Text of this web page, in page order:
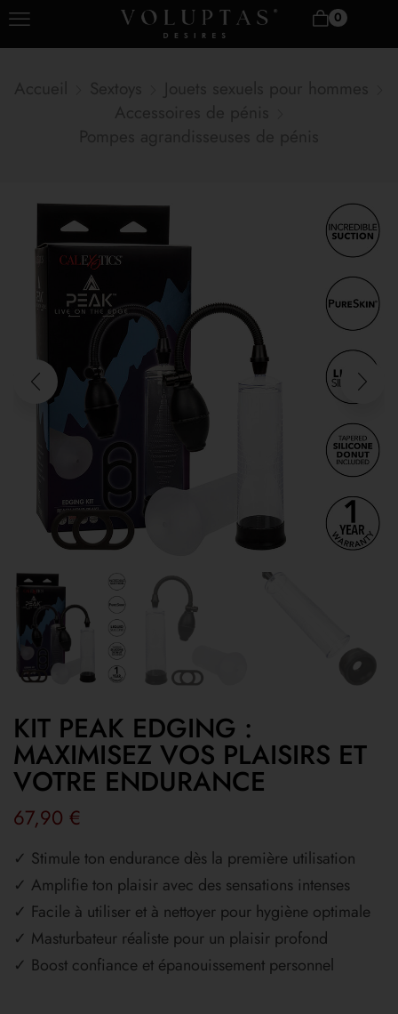
0
KIT PEAK EDGING :
MAXIMISEZ VOS PLAISIRS ET
VOTRE ENDURANCE
67,90 €
✓ Stimule ton endurance dès la première utilisation
✓ Amplifie ton plaisir avec des sensations intenses
✓ Facile à utiliser et à nettoyer pour hygiène optimale
✓ Masturbateur réaliste pour un plaisir profond
✓ Boost confiance et épanouissement personnel